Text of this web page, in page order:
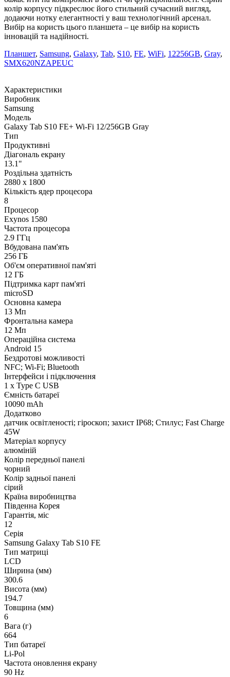
колір корпусу підкреслює його стильний сучасний вигляд,
додаючи нотку елегантності у ваш технологічний арсенал.
Вибір на користь цього планшета – це вибір на користь
інновацій та надійності.
Планшет, Samsung, Galaxy, Tab, S10, FE, WiFi, 12256GB, Gray,
SMX620NZAPEUC
Характеристики
Виробник
Samsung
Модель
Galaxy Tab S10 FE+ Wi-Fi 12/256GB Gray
Тип
Продуктивні
Діагональ екрану
13.1"
Роздільна здатність
2880 x 1800
Кількість ядер процесора
8
Процесор
Exynos 1580
Частота процесора
2.9 ГГц
Вбудована пам'ять
256 ГБ
Об'єм оперативної пам'яті
12 ГБ
Підтримка карт пам'яті
microSD
Основна камера
13 Мп
Фронтальна камера
12 Мп
Операційна система
Android 15
Бездротові можливості
NFC; Wi-Fi; Bluetooth
Інтерфейси і підключення
1 x Type C USB
Ємність батареї
10090 mAh
Додатково
датчик освітленості; гіроскоп; захист IP68; Стилус; Fast Charge
45W
Матеріал корпусу
алюміній
Колір передньої панелі
чорний
Колір задньої панелі
сірий
Країна виробництва
Південна Корея
Гарантія, міс
12
Серія
Samsung Galaxy Tab S10 FE
Тип матриці
LCD
Ширина (мм)
300.6
Висота (мм)
194.7
Товщина (мм)
6
Вага (г)
664
Тип батареї
Li-Pol
Частота оновлення екрану
90 Hz